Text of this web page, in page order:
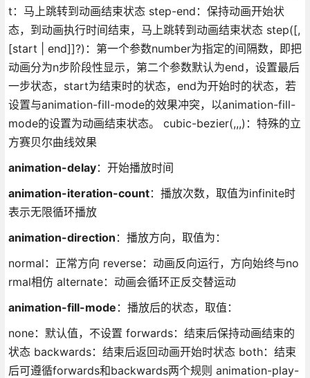
t：马上跳转到动画结束状态 step-end：保持动画开始状
态，到动画执行时间结束，马上跳转到动画结束状态 step([,
[start | end]]?)：第一个参数number为指定的间隔数，即把
动画分为n步阶段性显示，第二个参数默认为end，设置最后
一步状态，start为结束时的状态，end为开始时的状态，若
设置与animation-fill-mode的效果冲突，以animation-fill-
mode的设置为动画结束状态。 cubic-bezier(,,,)：特殊的立
方赛贝尔曲线效果
animation-delay：开始播放时间
animation-iteration-count：播放次数，取值为infinite时
表示无限循环播放
animation-direction ：播放方向，取值为：
normal：正常方向 reverse：动画反向运行，方向始终与no
rmal相仿 alternate：动画会循环正反交替运动
animation-fill-mode ：播放后的状态，取值：
none：默认值，不设置 forwards：结束后保持动画结束的
状态 backwards：结束后返回动画开始时状态 both：结束
后可遵循forwards和backwards两个规则 animation-play-